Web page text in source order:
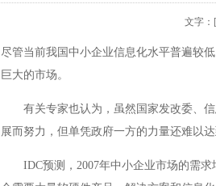
文字：
尽管当前我国中小企业信息化水平普遍较
巨大的市场。
有关专家也认为，虽然国家发改委、信
展而努力，但单凭政府一方的力量还难以达
IDC预测，2007年中小企业市场的需求